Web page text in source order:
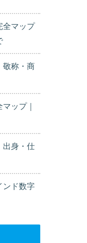
全マップ
敬称・商
ップ｜
出身・仕
ンド数字